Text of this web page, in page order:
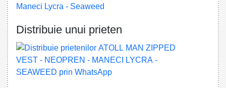
Maneci Lycra - Seaweed
Distribuie unui prieten